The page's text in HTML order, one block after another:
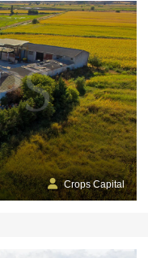
Crops Capital